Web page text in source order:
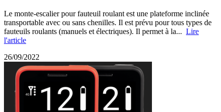
Le monte-escalier pour fauteuil roulant est une plateforme inclinée
transportable avec ou sans chenilles. Il est prévu pour tous types de
fauteuils roulants (manuels et électriques). Il permet à la... Lire
l'article
26/09/2022